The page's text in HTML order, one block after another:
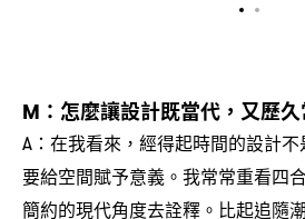
M： 怎麼讓設計既當代 ， 又歷
A： 在我看來 ， 經得起時間的設計
要給空間賦予意義。我常常重看四
簡約的現代角度去詮釋。比起追隨